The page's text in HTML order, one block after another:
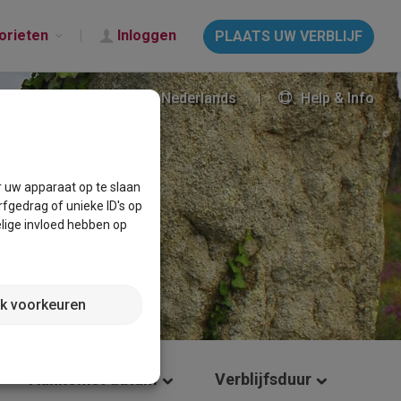
Inloggen PLAATS UW VERBLIJF
Nederlands Help & Info
Aankomst datum Verblijfsduur
apparaat op te slaan
of unieke ID's op
invloed hebben op
voorkeuren